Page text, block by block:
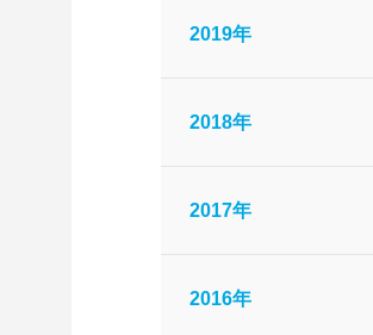
2019年
2018年
2017年
2016年